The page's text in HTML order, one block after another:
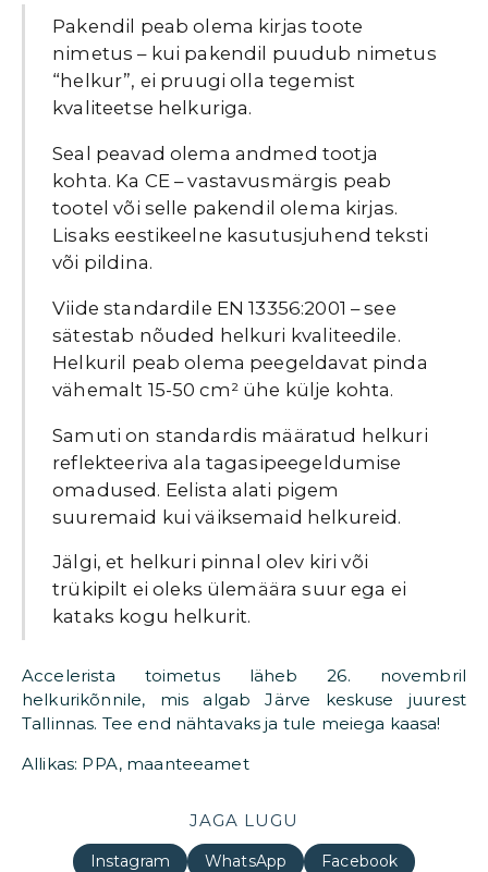
Pakendil peab olema kirjas toote
nimetus – kui pakendil puudub nimetus
“helkur”, ei pruugi olla tegemist
kvaliteetse helkuriga.
Seal peavad olema andmed tootja
kohta. Ka CE – vastavusmärgis peab
tootel või selle pakendil olema kirjas.
Lisaks eestikeelne kasutusjuhend teksti
või pildina.
Viide standardile EN 13356:2001 – see
sätestab nõuded helkuri kvaliteedile.
Helkuril peab olema peegeldavat pinda
vähemalt 15-50 cm² ühe külje kohta.
Samuti on standardis määratud helkuri
reflekteeriva ala tagasipeegeldumise
omadused. Eelista alati pigem
suuremaid kui väiksemaid helkureid.
Jälgi, et helkuri pinnal olev kiri või
trükipilt ei oleks ülemäära suur ega ei
kataks kogu helkurit.
Accelerista toimetus läheb 26. novembril
helkurikõnnile, mis algab Järve keskuse juurest
Tallinnas. Tee end nähtavaks ja tule meiega kaasa!
Allikas: PPA, maanteeamet
JAGA LUGU
Instagram WhatsApp
Facebook